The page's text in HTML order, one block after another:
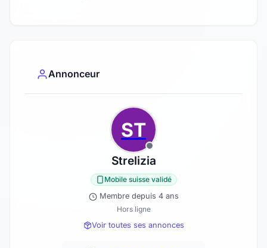
Annonceur
ST
Strelizia
Mobile suisse validé
Membre depuis 4 ans
Hors ligne
Voir toutes ses annonces